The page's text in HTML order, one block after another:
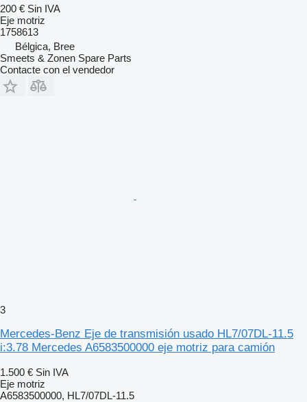
200 € Sin IVA
Eje motriz
1758613
Bélgica, Bree
Smeets & Zonen Spare Parts
Contacte con el vendedor
3
Mercedes-Benz Eje de transmisión usado HL7/07DL-11.5
i:3.78 Mercedes A6583500000 eje motriz para camión
1.500 € Sin IVA
Eje motriz
A6583500000, HL7/07DL-11.5